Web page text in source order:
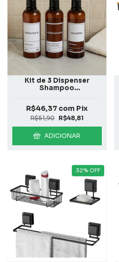
Kit de 3 Dispenser
Shampoo
R$51,90 R$48,81
R$46,37 com Pix
ADICIONAR
32% OFF